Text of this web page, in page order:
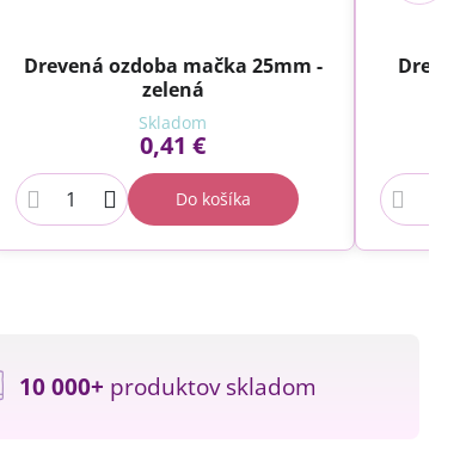
Drevená ozdoba mačka 25mm -
zelená
Skladom
0,41 €
Do košíka
10 000+ produktov skladom